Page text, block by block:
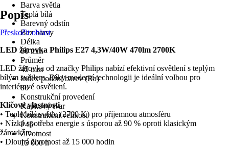
Barva světla
Teplá bílá
Barevný odstín
Bez barvy
Délka
80 mm
Průměr
45 mm
Index podání barev (Ra)
80
Konstrukční provedení
Kapkový tvar
Konstrukční velikost
P45
Životnost
15 000 h
Popis
Přeskočit oblast
LED žárovka Philips E27 4,3W/40W 470lm 2700K
LED žárovka od značky Philips nabízí efektivní osvětlení s teplým
bílým světlem. Díky moderní technologii je ideální volbou pro
interiérové osvětlení.
Klíčové vlastnosti
• Teplé bílé světlo (2700 K) pro příjemnou atmosféru
• Nízká spotřeba energie s úsporou až 90 % oproti klasickým
žárovkám
• Dlouhá životnost až 15 000 hodin